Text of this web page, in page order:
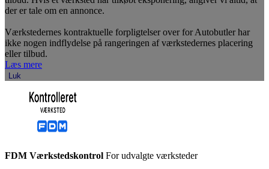
der er tale om en annonce.
Værkstedernes kontraktuelle forpligtelser over for Autobutler har
ikke nogen indflydelse på rangeringen af værkstedernes placering
eller tilbud.
Læs mere
Luk
FDM Værkstedskontrol For udvalgte værksteder